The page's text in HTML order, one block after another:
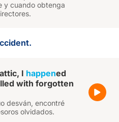
y cuando obtenga
I happened
with forgotten
desván, encontré
olvidados.